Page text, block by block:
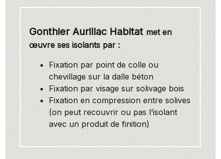
Gonthier Aurillac Habitat met en
œuvre ses isolants par :
Fixation par point de colle ou
chevillage sur la dalle béton
Fixation par visage sur solivage bois
Fixation en compression entre solives
(on peut recouvrir ou pas l’isolant
avec un produit de finition)